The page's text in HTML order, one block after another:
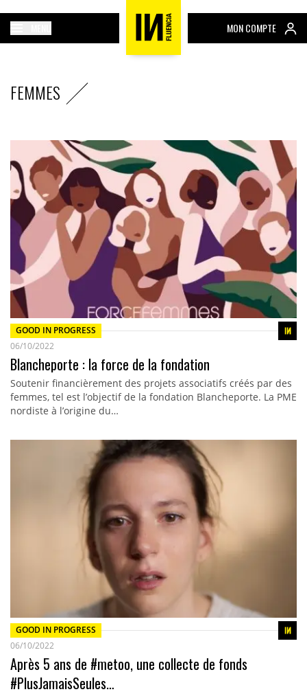
MON COMPTE
FEMMES
GOOD IN PROGRESS
06/10/2022
Blancheporte : la force de la fondation
Soutenir financièrement des projets associatifs créés par des
femmes, tel est l’objectif de la fondation Blancheporte. La PME
nordiste à l’origine du…
GOOD IN PROGRESS
06/10/2022
Après 5 ans de #metoo, une collecte de fonds
#PlusJamaisSeules…